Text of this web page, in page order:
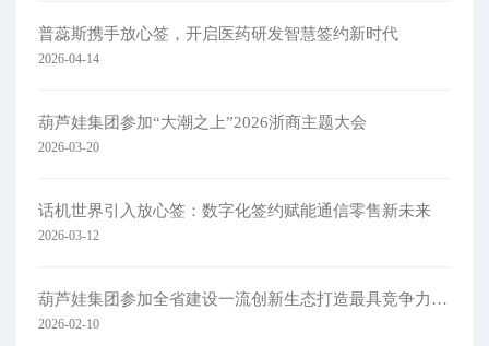
普蕊斯携手放心签，开启医药研发智慧签约新时代
2026-04-14
葫芦娃集团参加“大潮之上”2026浙商主题大会
2026-03-20
话机世界引入放心签：数字化签约赋能通信零售新未来
2026-03-12
葫芦娃集团参加全省建设一流创新生态打造最具竞争力营商环境大会
2026-02-10